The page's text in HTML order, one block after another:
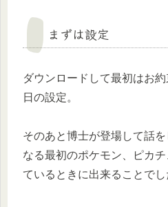
まずは設定
ダウンロードして最初はお
日の設定。
そのあと博士が登場して話
なる最初のポケモン、ピカ
ているときに出来ることでし